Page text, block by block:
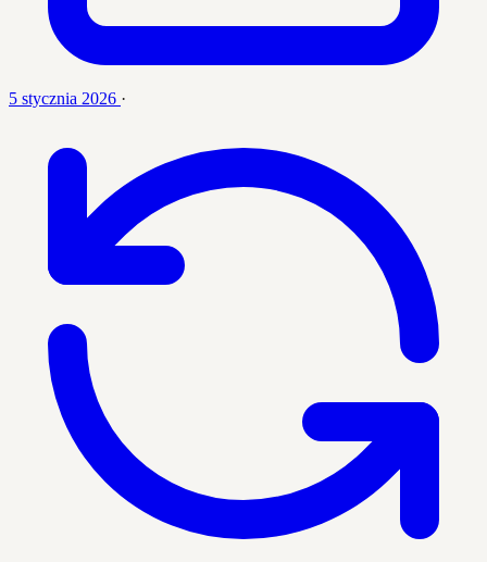
5 stycznia 2026 ·